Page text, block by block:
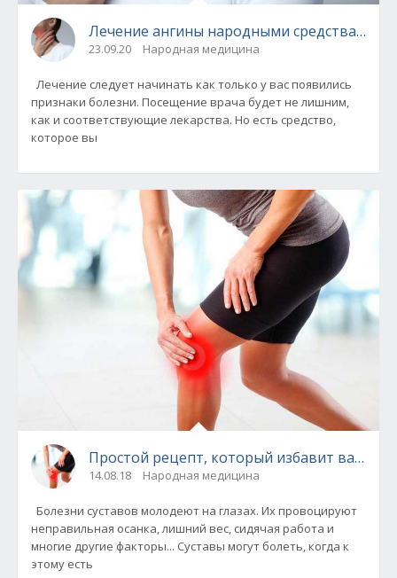
Лечение ангины народными средствами
23.09.20 Народная медицина
Лечение следует начинать как только у вас появились
признаки болезни. Посещение врача будет не лишним,
как и соответствующие лекарства. Но есть средство,
которое вы
Простой рецепт, который избавит вас от
14.08.18 Народная медицина
Болезни суставов молодеют на глазах. Их провоцируют
неправильная осанка, лишний вес, сидячая работа и
многие другие факторы... Суставы могут болеть, когда к
этому есть